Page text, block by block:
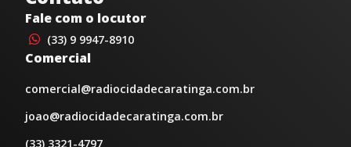
Fale com o locutor
(33) 9 9947-8910
Comercial
comercial@radiocidadecaratinga.com.br
joao@radiocidadecaratinga.com.br
(33) 3321-4797